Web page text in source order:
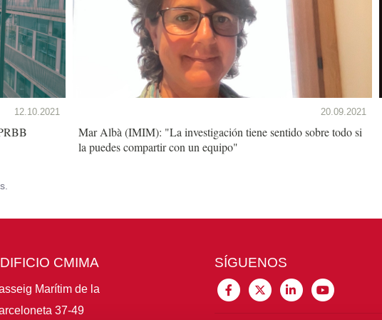
12.10.2021 20.09.2021
Mar Albà (IMIM): "La investigación tiene sentido sobre todo si
la puedes compartir con un equipo"
CMIMA
Marítim de la
37-49
SÍGUENOS